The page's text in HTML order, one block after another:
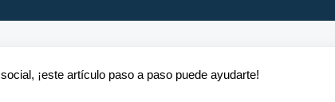
¡este artículo paso a paso puede ayudarte!